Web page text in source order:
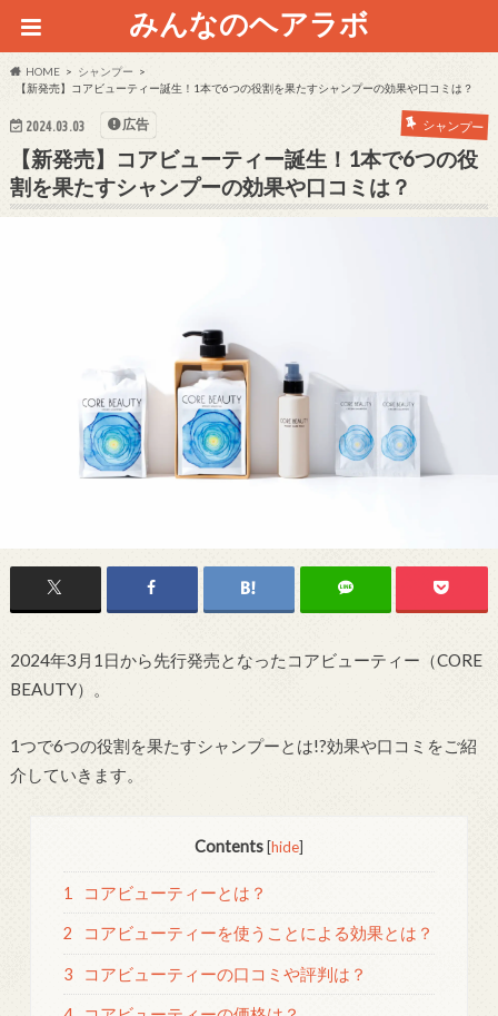
みんなのヘアラボ
HOME
シャンプー
【新発売】コアビューティー誕生！1本で6つの役割を果たすシャンプーの効果や口コミは？
2024.03.03 シャンプー
広告
【新発売】コアビューティー誕生！1本で6つの役
割を果たすシャンプーの効果や口コミは？
2024年3月1日から先行発売となったコアビューティー（CORE
BEAUTY）。
1つで6つの役割を果たすシャンプーとは!?効果や口コミをご紹
介していきます。
Contents [hide]
1 コアビューティーとは？
2 コアビューティーを使うことによる効果とは？
3 コアビューティーの口コミや評判は？